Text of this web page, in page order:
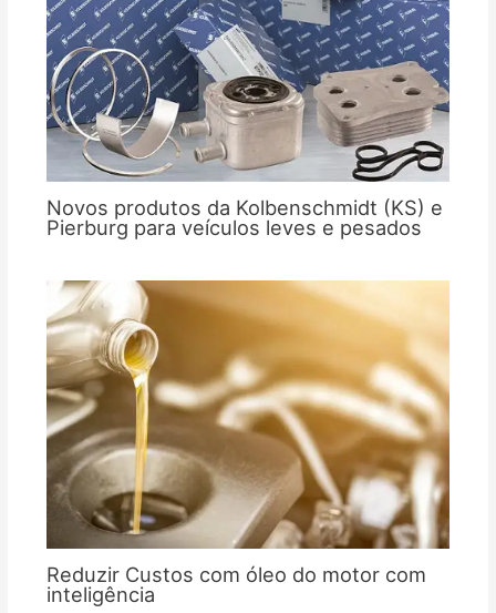
Novos produtos da Kolbenschmidt (KS) e
Pierburg para veículos leves e pesados
Reduzir Custos com óleo do motor com
inteligência